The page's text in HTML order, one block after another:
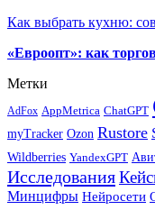
Как выбрать кухню:
«Евроопт»: как
Метки
AdFox AppMetrica ChatGPT
myTracker Ozon Rustore
Wildberries YandexGPT
Исследования
Минцифры Нейросети